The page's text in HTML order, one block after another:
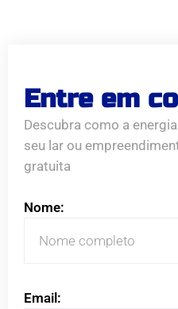
Entre em
Descubra como a
seu lar ou
gratuita
Nome:
Email: